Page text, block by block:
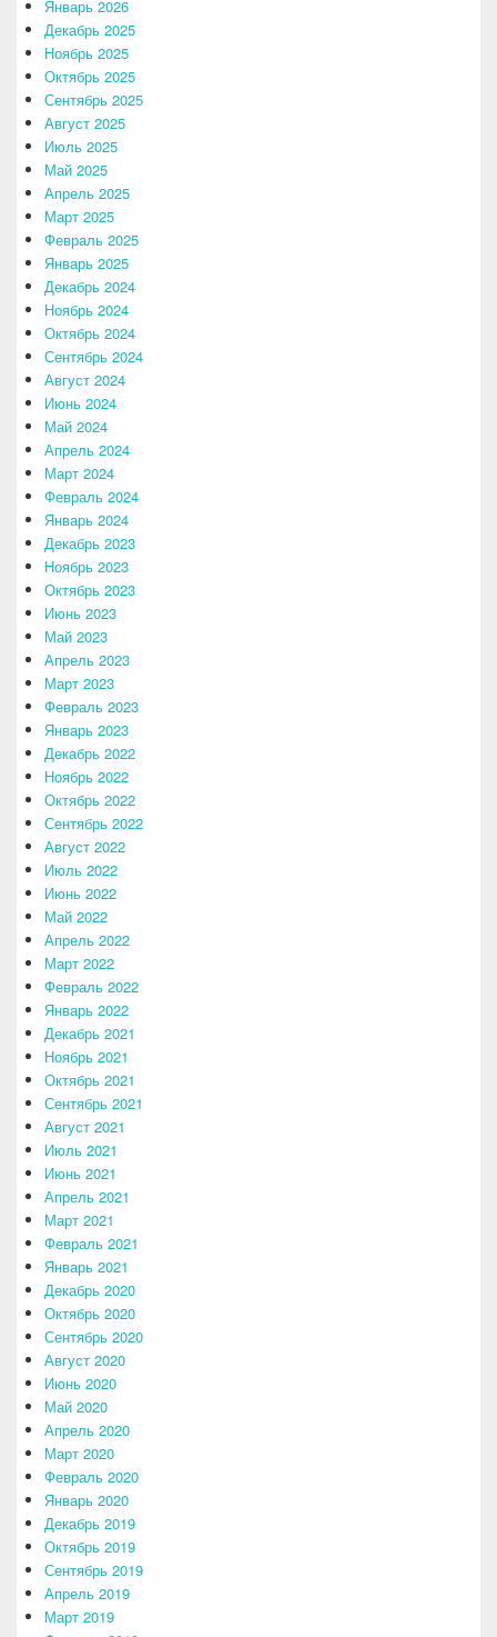
Январь 2026
Декабрь 2025
Ноябрь 2025
Октябрь 2025
Сентябрь 2025
Август 2025
Июль 2025
Май 2025
Апрель 2025
Март 2025
Февраль 2025
Январь 2025
Декабрь 2024
Ноябрь 2024
Октябрь 2024
Сентябрь 2024
Август 2024
Июнь 2024
Май 2024
Апрель 2024
Март 2024
Февраль 2024
Январь 2024
Декабрь 2023
Ноябрь 2023
Октябрь 2023
Июнь 2023
Май 2023
Апрель 2023
Март 2023
Февраль 2023
Январь 2023
Декабрь 2022
Ноябрь 2022
Октябрь 2022
Сентябрь 2022
Август 2022
Июль 2022
Июнь 2022
Май 2022
Апрель 2022
Март 2022
Февраль 2022
Январь 2022
Декабрь 2021
Ноябрь 2021
Октябрь 2021
Сентябрь 2021
Август 2021
Июль 2021
Июнь 2021
Апрель 2021
Март 2021
Февраль 2021
Январь 2021
Декабрь 2020
Октябрь 2020
Сентябрь 2020
Август 2020
Июнь 2020
Май 2020
Апрель 2020
Март 2020
Февраль 2020
Январь 2020
Декабрь 2019
Октябрь 2019
Сентябрь 2019
Апрель 2019
Март 2019